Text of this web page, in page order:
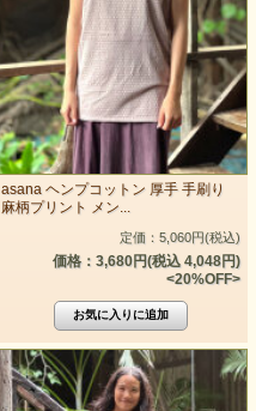
asana ヘンプコットン 厚手 手刷り
麻柄プリント メン...
定価：5,060円(税込)
価格：3,680円(税込 4,048円)
<20%OFF>